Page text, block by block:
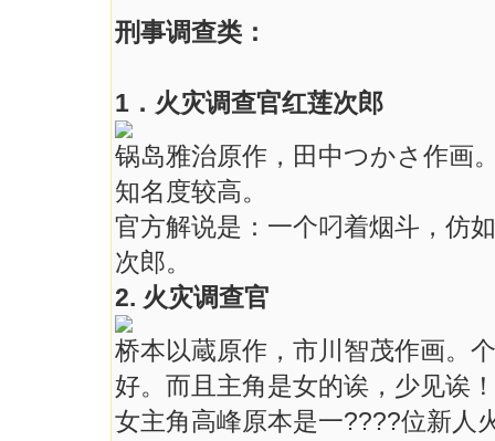
刑事调查类：
1．火灾调查官红莲次郎
锅岛雅治原作，田中つかさ作画
知名度较高。
官方解说是：一个叼着烟斗，仿
次郎。
2. 火灾调查官
桥本以蔵原作，市川智茂作画。
好。而且主角是女的诶，少见诶
女主角高峰原本是一????位新人